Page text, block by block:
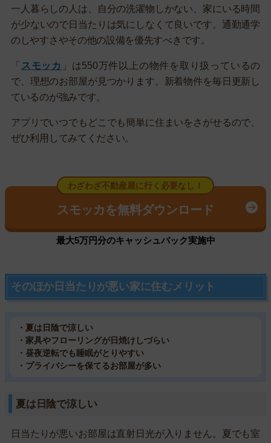
一人暮らしの人は、自分の洗濯物しかない、家にいる時間
が少ないので日当たりは気にしなくて良いです。通勤通学
のしやすさやその他の設備を優先すべきです。
「 スモッカ 」は550万件以上の物件を取り扱っているの
で、理想のお部屋が見つかります。新着物件を毎日更新し
ているのが強みです。
アプリでいつでもどこでも簡単に住まいをさがせるので、
ぜひ利用してみてください。
わざわざ不動産屋に行く必要なし！
スモッカを無料ダウンロード
最大5万円分のキャッシュバック実施中
そのほか日当たりが悪い家に住むメリット
・夏は日陰で涼しい
・家具やフローリングが日焼けしづらい
・昼夜逆転でも睡眠がとりやすい
・プライバシーを保てるお部屋が多い
夏は日陰で涼しい
日当たりが悪いお部屋は直射日光が入りません。夏でも室